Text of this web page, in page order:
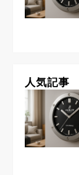
人気記事